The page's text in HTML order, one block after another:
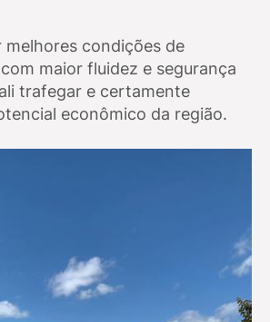
melhores condições de
maior fluidez e segurança
trafegar e certamente
econômico da região.